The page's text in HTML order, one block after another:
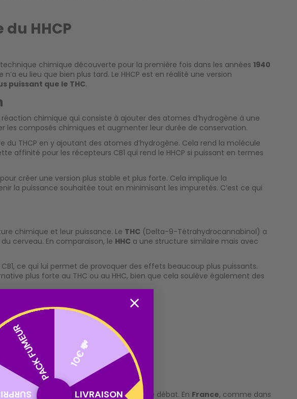
HHCP
chimique découverte pour la première fois dans les années 1940
eu lieu que bien plus tard. Le HHCP est en réalité une version
puissant que le THC.
réaction chimique qui consiste à ajouter des atomes d’hydrogène à une
les composés chimiques et augmenter leur durée de conservation.
du THCP en y ajoutant des atomes d’hydrogène. Cela rend la molécule
affinité pour les récepteurs CB1 qui rend le HHCP si puissant en termes
créer une version plus stable et plus forte. Cela implique la
la puissance souhaitée tout en minimisant les impuretés. C’est ce qui
chimique et leur puissance. Le THC (Delta-9-Tétrahydrocannabinol) a
cerveau. En comparaison, le HHC a une structure similaire mais avec
ce qui lui permet de provoquer des effets beaucoup plus puissants.
plus forte au THC ou au HHC, bien que cela soulève également des
interdit ?
légal est rapidement devenu un sujet de débat. En France, comme dans
10€ 💸
LIVRAISON
🎁
PACK FUMEUR